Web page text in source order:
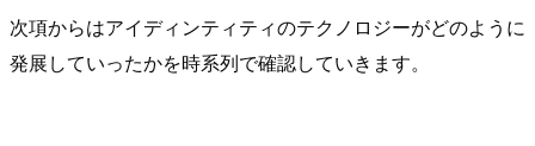
次項からはアイディンティティのテクノロジーがどのように
発展していったかを時系列で確認していきます。